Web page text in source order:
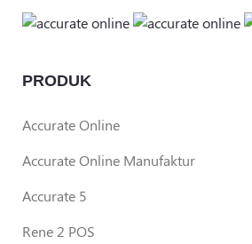
PRODUK
Accurate Online
Accurate Online Manufaktur
Accurate 5
Rene 2 POS